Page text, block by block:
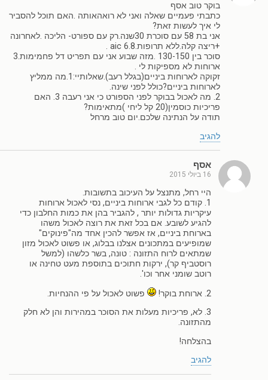
בוקר טוב אסף
כתבתי פעמיים שאלה ואני לא רואהאותה .האם תוכל להסביר
לי איך לעשות זאת?
אני בת 58 עם סוכרת 30שנה.רק עם ספורט- הליכה .לאחרונה
+ריצה קלה.ללא תרופות.aic 6.8 .
סוכר בין 130-150 .מזה שבוע אני עם תפריט דל פחמימות.3
ארוחות לא מספיקות לי .
זקוקה לארוחות ביניים(בגלל רעב).שאלותיי:1.מה ממליץ
לארוחות ביניים?כולל לפני שינה.
2. מה לאכול בבוקר לפני הספורט כי אני רעבה 3. האם
פריכיות כוסמין(20 קל ליחי )מתאימות?
תודה על הנתינה שלכם.יום טוב מרחל
להגיב
אסף
16 ביולי 2015
היי רחל, מתנצל על העיכוב בתשובות.
1. קודם כל לגבי ארוחות ביניים, נסי לאכול ארוחות
עיקריות גדולות יותר , להגביר בהן את כמות החלבון כדי
להגיע לשובע. אם בכל זאת את רוצה לאכול משהו
בארוחת ביניים, אז אפשר להכין אחד מה"פינוקים"
שמופיעים במתכונים אצלנו בבלוג, או פשוט לאכול מזון
שמתאים לרוח התזונה : טונה, בשר כלשהו (למשל
רוסטביף קר), ירקות חתוכים בתוספת מעט טחינה או
רוטב שומני אחר וכו'.
2. ארוחת בוקר!
פשוט לאכול על פי ההנחיות.
3. לא, פריכיות מעלות את הסוכר במהירות והן לא חלק
מהתזונה.
בהצלחה!
להגיב